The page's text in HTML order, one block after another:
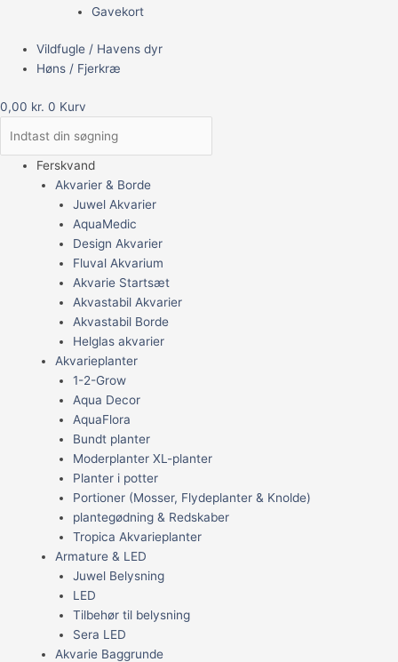
Gavekort
Vildfugle / Havens dyr
Høns / Fjerkræ
0,00 kr. 0 Kurv
Ferskvand
Akvarier & Borde
Juwel Akvarier
AquaMedic
Design Akvarier
Fluval Akvarium
Akvarie Startsæt
Akvastabil Akvarier
Akvastabil Borde
Helglas akvarier
Akvarieplanter
1-2-Grow
Aqua Decor
AquaFlora
Bundt planter
Moderplanter XL-planter
Planter i potter
Portioner (Mosser, Flydeplanter & Knolde)
plantegødning & Redskaber
Tropica Akvarieplanter
Armature & LED
Juwel Belysning
LED
Tilbehør til belysning
Sera LED
Akvarie Baggrunde